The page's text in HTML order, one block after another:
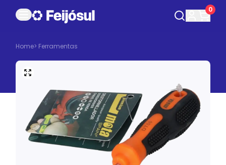
0
Home> Ferramentas